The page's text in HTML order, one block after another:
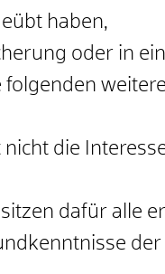
haben,
oder in
die
dafür alle